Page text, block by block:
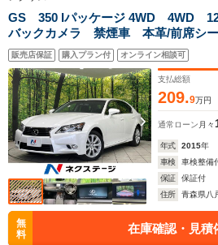
GS 350 Iパッケージ 4WD 4WD
バックカメラ 禁煙車 本革/前席シ
トイン2.0ETC 通信用USB入力端子
ンチアルミ デュアルエアコン
販売店保証 購入プラン付 オンライン相談可
支払総額
209.9万円
通常ローン 月々
年式 2015年
車検
車検整備
保証
保証付
住所
青森県八
無
料
在庫確認・見積